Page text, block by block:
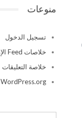
منوعات
تسجيل الدخول
خلاصات Feed الإدخالات
خلاصة التعليقات
WordPress.org